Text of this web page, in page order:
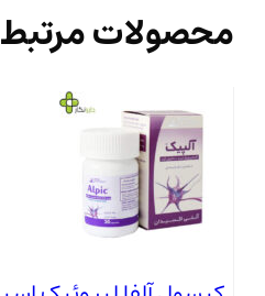
محصولات مرتبط